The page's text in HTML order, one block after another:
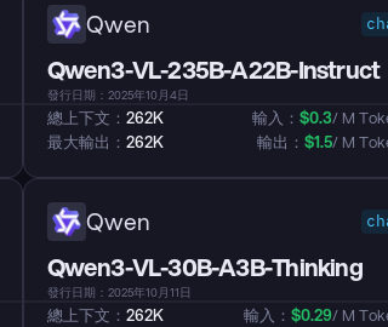
Qwen
Qwen3-VL-235B-A22B-Instruct
發行日期：2025年10月4日
總上下文： 262K
最大輸出： 262K
輸入： $0.3/ M
輸出： $1.5/ M
Qwen
Qwen3-VL-30B-A3B-Thinking
發行日期：2025年10月11日
總上下文： 262K
輸入： $0.29/ M